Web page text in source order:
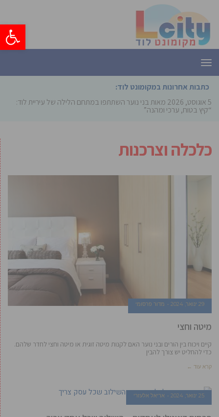
פתח
תפריט
כתבות אחרונות במקומונט לוד:
5 אוגוסט, 2026
מאות בני נוער השתתפו במתחם הלילה של עיריית לוד:
“קיץ בטוח, ערכי ומהנה”
כלכלה וצרכנות
29 ינואר, 2024 מדור פרסומי
מיטה וחצי
קיים ויכוח בין הורים ובני נוער האם לקנות מיטה זוגית או מיטה וחצי לחדר שלהם.
כדי להחליט יש צורך להבין
קרא עוד ←
25 ינואר, 2024 אריאל אלעזרי